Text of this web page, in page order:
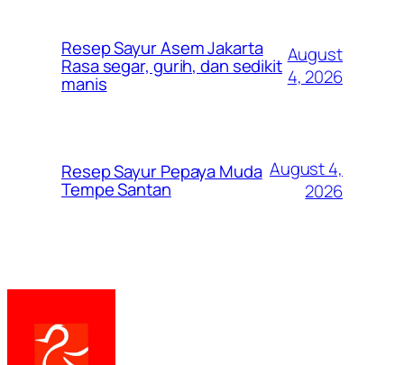
Resep Sayur Asem Jakarta
Rasa segar, gurih, dan sedikit
manis
August
4, 2026
Resep Sayur Pepaya Muda
Tempe Santan
August 4,
2026